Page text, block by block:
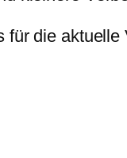
für die